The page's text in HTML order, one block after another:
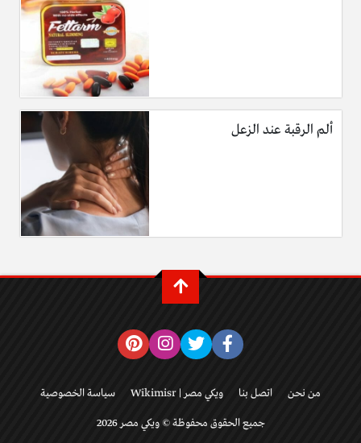
ألم الرقبة عند الزعل
من نحن اتصل بنا ويكي مصر | Wikimisr سياسة الخصوصية
جميع الحقوق محفوظة © ويكي مصر 2026